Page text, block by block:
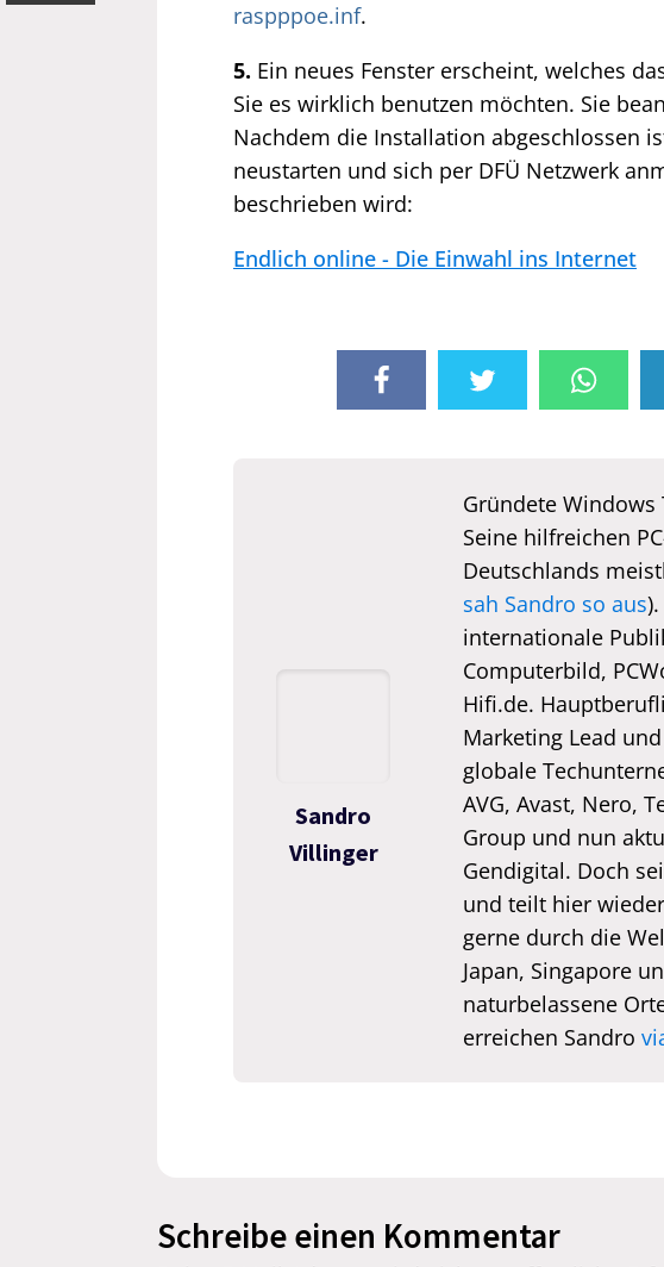
raspppoe.inf.
5. Ein neues Fenster erscheint, welches
Sie es wirklich benutzen möchten. Sie
Nachdem die Installation abgeschlossen
neustarten und sich per DFÜ Netzwerk
beschrieben wird:
Endlich online - Die Einwahl ins Internet
Sandro
Villinger
Gründete Windows
Seine hilfreichen
Deutschlands
sah Sandro so aus
internationale
Computerbild,
Hifi.de.
Marketing Lead
globale
AVG, Avast, Nero,
Group und nun
Gendigital. Doch
und teilt hier
gerne durch die
Japan, Singapore
naturbelassene
erreichen Sandro
Schreibe einen Kommentar